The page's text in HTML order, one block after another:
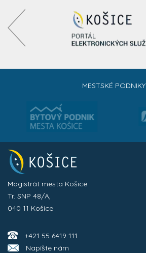
MESTSKÉ PODNIKY
Magistrát mesta Košice
Tr. SNP 48/A,
040 11 Košice
+421 55 6419 111
Napíšte nám